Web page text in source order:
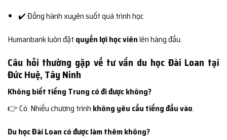
✔️ Đồng hành xuyên suốt quá trình học
Humanbank luôn đặt quyền lợi học viênlên hàng đầu.
Câu hỏi thường gặp về tư vấn du học Đài Loan tại
Đức Huệ, Tây Ninh
Không biết tiếng Trung có đi được không?
👉 Có. Nhiều chương trình không yêu cầu tiếng đầu vào.
Du học Đài Loan có được làm thêm không?